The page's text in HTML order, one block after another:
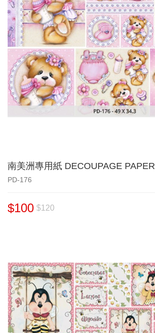
南美洲專用紙 DECOUPAGE PAPER
PD-176
$100 $120